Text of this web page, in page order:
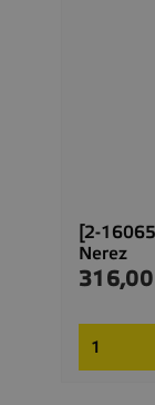
[2-
Nerez
Precio
316,00